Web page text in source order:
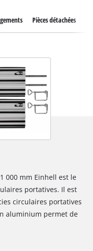
Pièces détachées
000 mm Einhell est le
portatives. Il est
circulaires portatives
aluminium permet de